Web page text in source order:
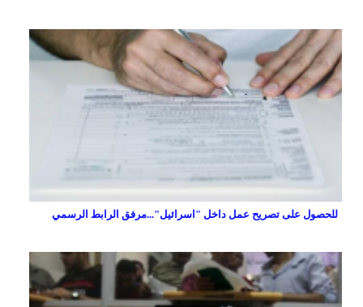
للحصول على تصريح عمل داخل "اسرائيل"...مرفق الرابط الرسمي